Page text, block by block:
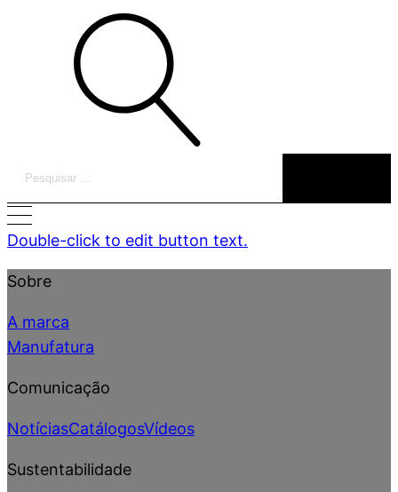
Double-click to edit button text.
Sobre
A marca
Manufatura
Comunicação
NotíciasCatálogosVídeos
Sustentabilidade